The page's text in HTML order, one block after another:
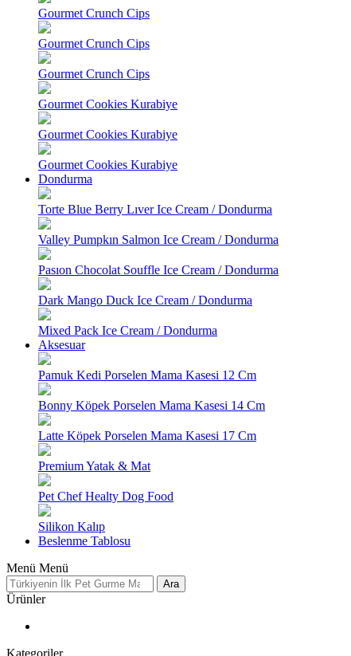
Gourmet Crunch Cips
Gourmet Crunch Cips
Gourmet Crunch Cips
Gourmet Cookies Kurabiye
Gourmet Cookies Kurabiye
Gourmet Cookies Kurabiye
Dondurma
Torte Blue Berry Lıver Ice Cream / Dondurma
Valley Pumpkın Salmon Ice Cream / Dondurma
Pasıon Chocolat Souffle Ice Cream / Dondurma
Dark Mango Duck Ice Cream / Dondurma
Mixed Pack Ice Cream / Dondurma
Aksesuar
Pamuk Kedi Porselen Mama Kasesi 12 Cm
Bonny Köpek Porselen Mama Kasesi 14 Cm
Latte Köpek Porselen Mama Kasesi 17 Cm
Premium Yatak & Mat
Pet Chef Healty Dog Food
Silikon Kalıp
Beslenme Tablosu
Menü Menü
Ara
Ürünler
Kategoriler